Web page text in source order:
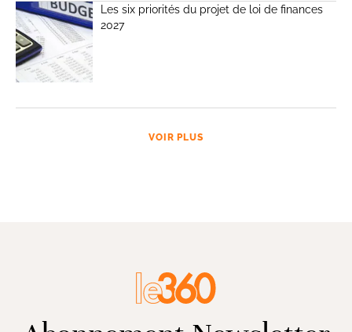
Les six priorités du projet de loi de finances
2027
VOIR PLUS